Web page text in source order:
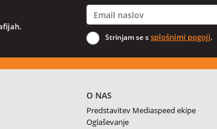
Strinjam se ssplošnimi pogoji.
O NAS
Predstavitev Mediaspeed ekipe
Oglaševanje